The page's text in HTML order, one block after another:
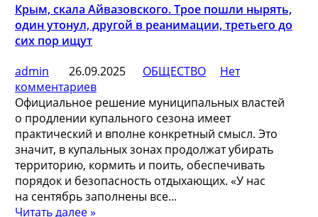
Крым, скала Айвазовского. Трое пошли нырять,
один утонул, другой в реанимации, третьего до
сих пор ищут
admin
26.09.2025 ОБЩЕСТВО
Нет
комментариев
Официальное решение муниципальных властей
о продлении купального сезона имеет
практический и вполне конкретный смысл. Это
значит, в купальных зонах продолжат убирать
территорию, кормить и поить, обеспечивать
порядок и безопасность отдыхающих. «У нас
на сентябрь заполнены все...
Читать далее »